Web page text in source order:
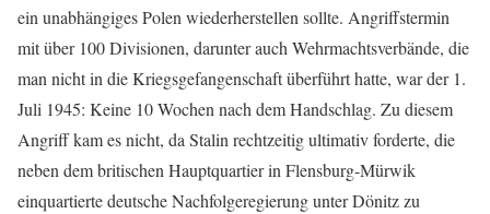
ein unabhängiges Polen wiederherstellen sollte. Angriffstermin
mit über 100 Divisionen, darunter auch Wehrmachtsverbände, die
man nicht in die Kriegsgefangenschaft überführt hatte, war der 1.
Juli 1945: Keine 10 Wochen nach dem Handschlag. Zu diesem
Angriff kam es nicht, da Stalin rechtzeitig ultimativ forderte, die
neben dem britischen Hauptquartier in Flensburg-Mürwik
einquartierte deutsche Nachfolgeregierung unter Dönitz zu